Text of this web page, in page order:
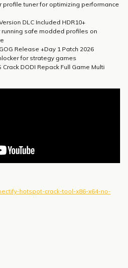
profile tuner for optimizing performance
DLC Included HDR10+
safe modded profiles on
Release +Day 1 Patch 2026
for strategy games
Crack DODI Repack Full Game Multi
hotspot-crack-tool-x86-x64-no-